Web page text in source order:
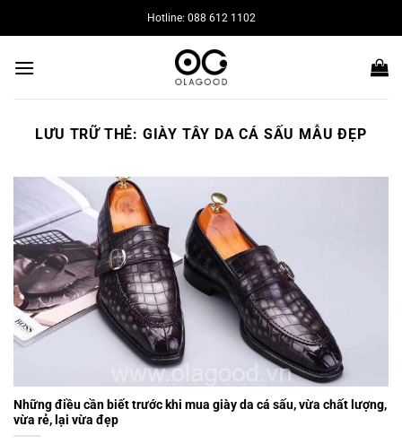
qua
dung
Hotline: 088 612 1102
LƯU TRỮ THẺ: GIÀY TÂY DA CÁ SẤU MẪU ĐẸP
Những điều cần biết trước khi mua giày da cá sấu, vừa chất lượng,
vừa rẻ, lại vừa đẹp